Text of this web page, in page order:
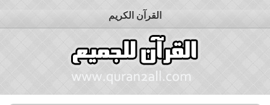
القرآن الكريم